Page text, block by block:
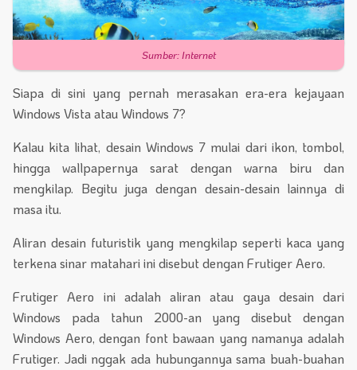
Sumber: Internet
Siapa di sini yang pernah merasakan era-era kejayaan
Windows Vista atau Windows 7?
Kalau kita lihat, desain Windows 7 mulai dari ikon, tombol,
hingga wallpapernya sarat dengan warna biru dan
mengkilap. Begitu juga dengan desain-desain lainnya di
masa itu.
Aliran desain futuristik yang mengkilap seperti kaca yang
terkena sinar matahari ini disebut dengan Frutiger Aero.
Frutiger Aero ini adalah aliran atau gaya desain dari
Windows pada tahun 2000-an yang disebut dengan
Windows Aero, dengan font bawaan yang namanya adalah
Frutiger. Jadi nggak ada hubungannya sama buah-buahan